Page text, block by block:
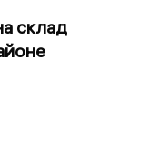
склад